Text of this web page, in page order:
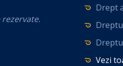
Drept
Vezi